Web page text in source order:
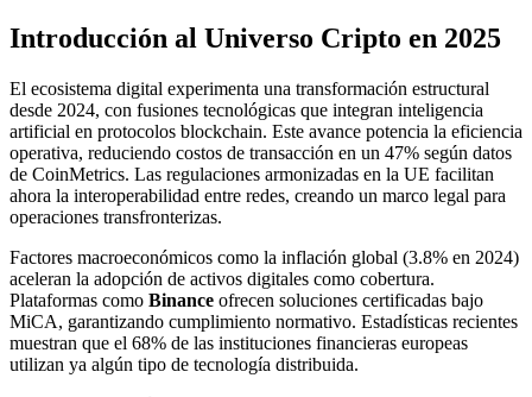
Introducción al Universo Cripto en 2025
El ecosistema digital experimenta una transformación estructural
desde 2024, con fusiones tecnológicas que integran inteligencia
artificial en protocolos blockchain. Este avance potencia la eficiencia
operativa, reduciendo costos de transacción en un 47% según datos
de CoinMetrics. Las regulaciones armonizadas en la UE facilitan
ahora la interoperabilidad entre redes, creando un marco legal para
operaciones transfronterizas.
Factores macroeconómicos como la inflación global (3.8% en 2024)
aceleran la adopción de activos digitales como cobertura.
Plataformas como Binance ofrecen soluciones certificadas bajo
MiCA, garantizando cumplimiento normativo. Estadísticas recientes
muestran que el 68% de las instituciones financieras europeas
utilizan ya algún tipo de tecnología distribuida.